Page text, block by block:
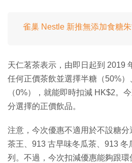
雀巢 Nestle 新推無添加食糖
天仁茗茶表示，由即日起到 2019
任何正價茶飲並選擇半糖（50%
（0%），就能即時扣減 HK$2。
分選擇的正價飲品。
注意，今次優惠不適用於不設糖
茶王、913 古早味冬瓜茶、913 冬
列。不過，今次扣減優惠能夠跟